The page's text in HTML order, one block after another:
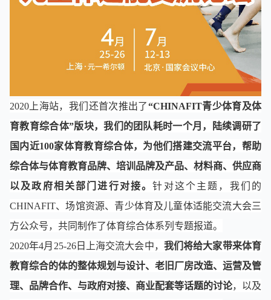
2020上海站，我们还首次推出了“CHINAFIT青少体育及体
育教育综合体”版块，我们的团队耗时一个月，陆续调研了
国内近100家体育教育综合体，为他们搭建交流平台，帮助
综合体与体育教育品牌、培训品牌及产品、材料商、供应商
以及政府相关部门进行对接。针对这个主题，我们的
CHINAFIT、场馆资源、青少体育及儿童体适能交流大会三
方公众号，共同制作了体育综合体系列专题报道。
2020年4月25-26日上海交流大会中， 我们将给大家带来体育
教育综合的体的整体规划与设计、老旧厂房改造、运营及管
理、品牌合作、与政府对接、商业配套等话题的讨论，以及